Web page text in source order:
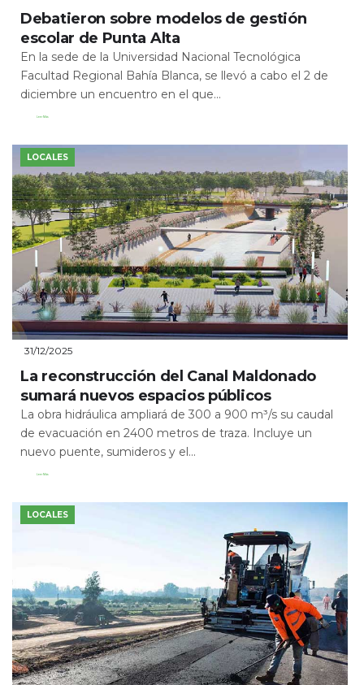
Debatieron sobre modelos de gestión
escolar de Punta Alta
En la sede de la Universidad Nacional Tecnológica
Facultad Regional Bahía Blanca, se llevó a cabo el 2 de
diciembre un encuentro en el que...
Leer Más
LOCALES
31/12/2025
La reconstrucción del Canal Maldonado
sumará nuevos espacios públicos
La obra hidráulica ampliará de 300 a 900 m³/s su caudal
de evacuación en 2400 metros de traza. Incluye un
nuevo puente, sumideros y el...
Leer Más
LOCALES